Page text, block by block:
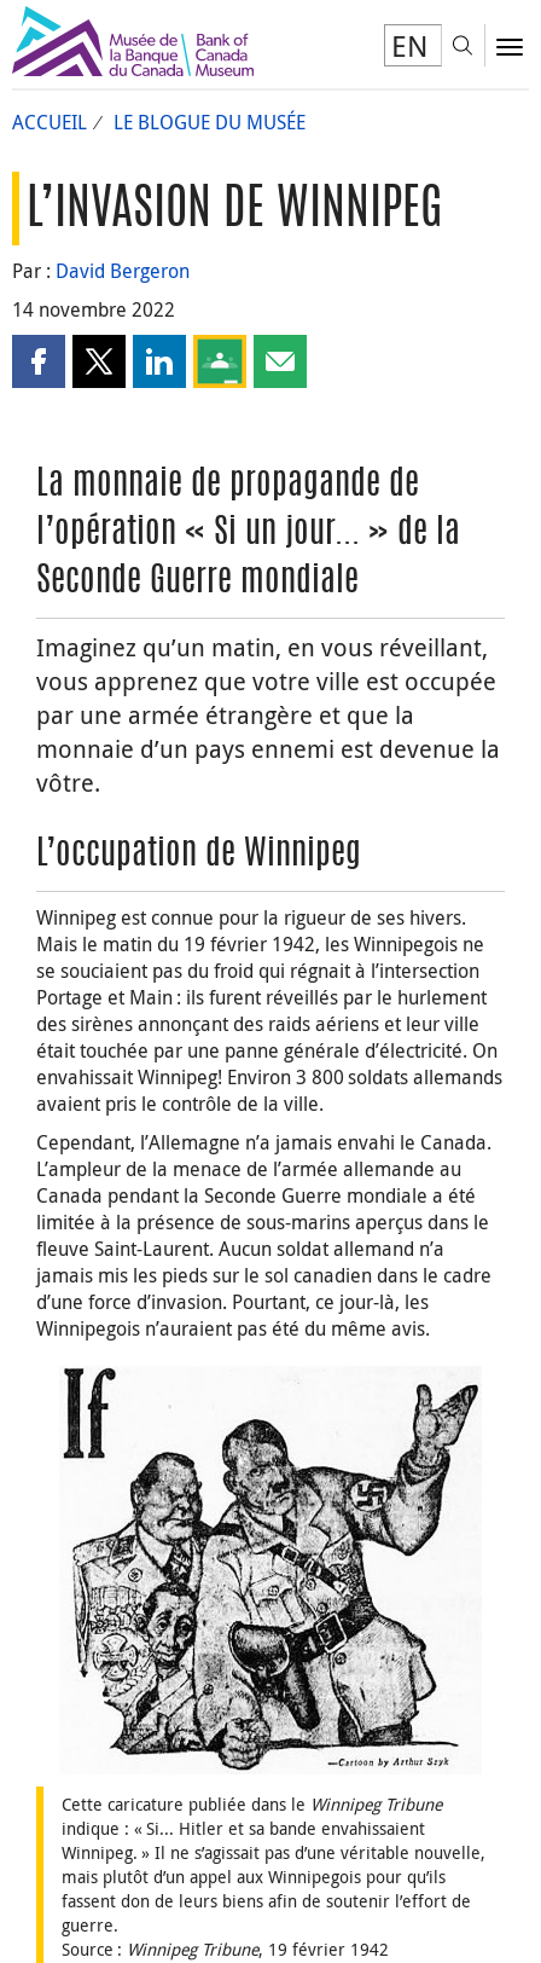
EN
ACCUEIL LE BLOGUE DU MUSÉE
L’INVASION DE WINNIPEG
Par : David Bergeron
14 novembre 2022
Partager cette page sur Facebook
Partager cette page sur X
Partager cette page sur LinkedIn
Partagez cette page sur Google
Partager cette page par
La monnaie de propagande de
l’opération « Si un jour... » de la
Seconde Guerre mondiale
Imaginez qu’un matin, en vous réveillant,
vous apprenez que votre ville est occupée
par une armée étrangère et que la
monnaie d’un pays ennemi est devenue la
vôtre.
L’occupation de Winnipeg
Winnipeg est connue pour la rigueur de ses hivers.
Mais le matin du 19 février 1942, les Winnipegois ne
se souciaient pas du froid qui régnait à l’intersection
Portage et Main : ils furent réveillés par le hurlement
des sirènes annonçant des raids aériens et leur ville
était touchée par une panne générale d’électricité. On
envahissait Winnipeg! Environ 3 800 soldats allemands
avaient pris le contrôle de la ville.
Cependant, l’Allemagne n’a jamais envahi le Canada.
L’ampleur de la menace de l’armée allemande au
Canada pendant la Seconde Guerre mondiale a été
limitée à la présence de sous-marins aperçus dans le
fleuve Saint-Laurent. Aucun soldat allemand n’a
jamais mis les pieds sur le sol canadien dans le cadre
d’une force d’invasion. Pourtant, ce jour-là, les
Winnipegois n’auraient pas été du même avis.
Cette caricature publiée dans le Winnipeg Tribune
indique : « Si... Hitler et sa bande envahissaient
Winnipeg. » Il ne s’agissait pas d’une véritable nouvelle,
mais plutôt d’un appel aux Winnipegois pour qu’ils
fassent don de leurs biens afin de soutenir l’effort de
guerre.
Source : Winnipeg Tribune, 19 février 1942